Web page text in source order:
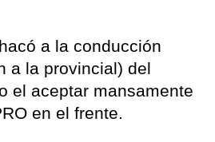
a la conducción
a la provincial) del
el aceptar mansamente
en el frente.